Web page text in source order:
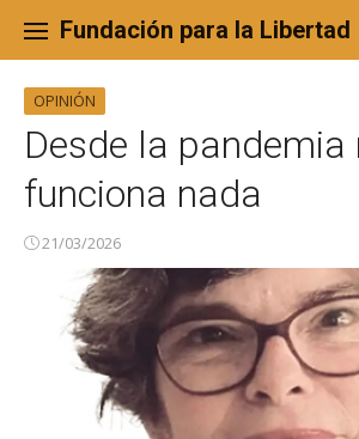
content
Fundación para la Libertad
OPINIÓN
Desde la pandemia
funciona nada
21/03/2026